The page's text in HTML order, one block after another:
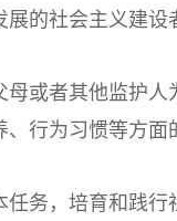
的社会主义建设
者其他监护人
行为习惯等方面
，培育和践行